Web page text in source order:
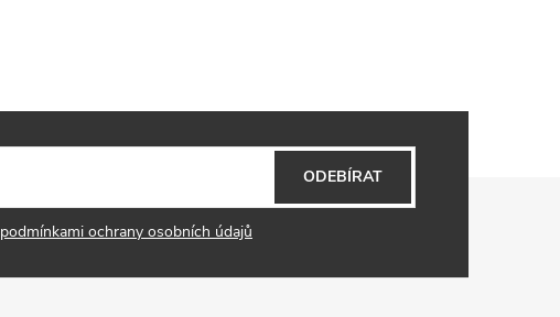
podmínkami ochrany osobních údajů
ODEBÍRAT